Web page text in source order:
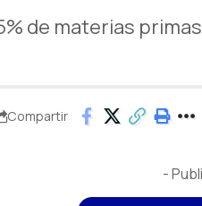
de materias
Compartir
-